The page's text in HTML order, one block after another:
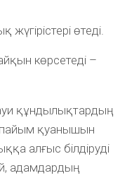
өтеді.
көрсетеді –
құндылықтардың
қуанышын
алғыс білдіруді
адамдардың